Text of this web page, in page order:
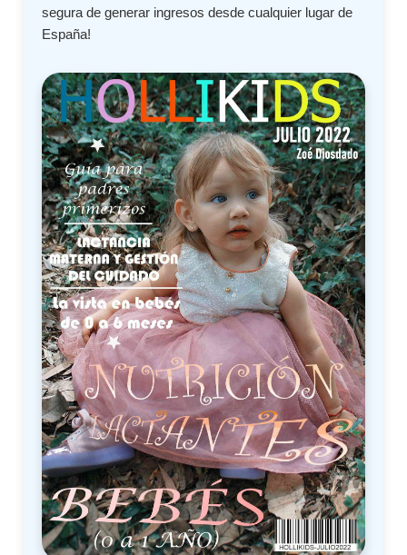
segura de generar ingresos desde cualquier lugar de
España!